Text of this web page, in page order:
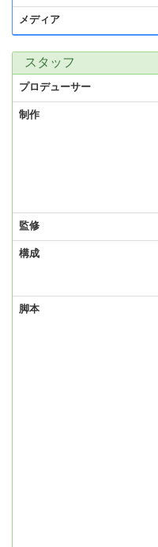
メディア
スタッフ
プロデューサー
制作
監修
構成
脚本